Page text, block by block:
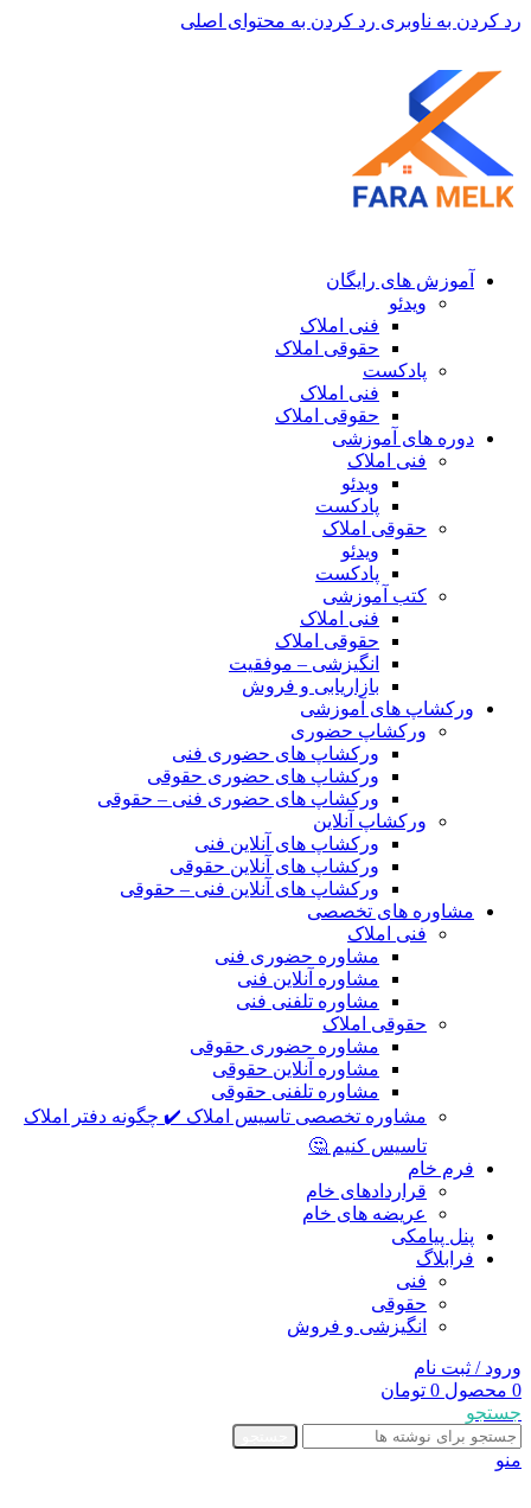
رد کردن به ناوبری رد کردن به محتوای اصلی
آموزش های رایگان
ویدئو
فنی املاک
حقوقی املاک
پادکست
فنی املاک
حقوقی املاک
دوره های آموزشی
فنی املاک
ویدئو
پادکست
حقوقی املاک
ویدئو
پادکست
کتب آموزشی
فنی املاک
حقوقی املاک
انگیزشی – موفقیت
بازاریابی و فروش
ورکشاپ های آموزشی
ورکشاپ حضوری
ورکشاپ های حضوری فنی
ورکشاپ های حضوری حقوقی
ورکشاپ های حضوری فنی – حقوقی
ورکشاپ آنلاین
ورکشاپ های آنلاین فنی
ورکشاپ های آنلاین حقوقی
ورکشاپ های آنلاین فنی – حقوقی
مشاوره های تخصصی
فنی املاک
مشاوره حضوری فنی
مشاوره آنلاین فنی
مشاوره تلفنی فنی
حقوقی املاک
مشاوره حضوری حقوقی
مشاوره آنلاین حقوقی
مشاوره تلفنی حقوقی
مشاوره تخصصی تاسیس املاک ✔️ چگونه دفتر املاک
تاسیس کنیم 🤔
فرم خام
قراردادهای خام
عریضه های خام
پنل پیامکی
فرابلاگ
فنی
حقوقی
انگیزشی و فروش
ورود / ثبت نام
0 محصول 0 تومان
جستجو
منو